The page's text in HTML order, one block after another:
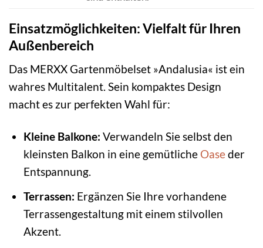
Einsatzmöglichkeiten: Vielfalt für Ihren
Außenbereich
Das MERXX Gartenmöbelset »Andalusia« ist ein
wahres Multitalent. Sein kompaktes Design
macht es zur perfekten Wahl für:
Kleine Balkone: Verwandeln Sie selbst den
kleinsten Balkon in eine gemütliche Oaseder
Entspannung.
Terrassen: Ergänzen Sie Ihre vorhandene
Terrassengestaltung mit einem stilvollen
Akzent.